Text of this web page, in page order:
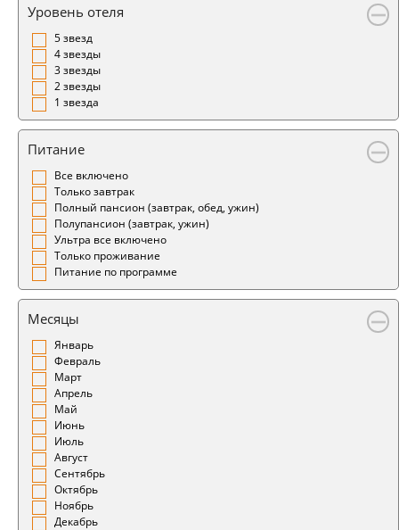
Уровень отеля
5 звезд
4 звезды
3 звезды
2 звезды
1 звезда
Питание
Все включено
Только завтрак
Полный пансион (завтрак, обед, ужин)
Полупансион (завтрак, ужин)
Ультра все включено
Только проживание
Питание по программе
Месяцы
Январь
Февраль
Март
Апрель
Май
Июнь
Июль
Август
Сентябрь
Октябрь
Ноябрь
Декабрь